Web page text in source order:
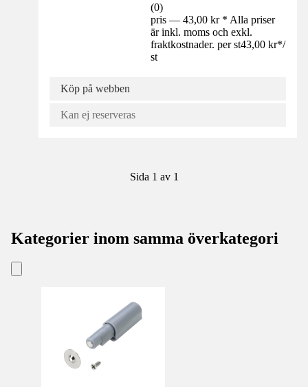
(0)
pris — 43,00 kr * Alla priser
är inkl. moms och exkl.
fraktkostnader. per st43,00 kr*/
st
Köp på webben
Kan ej reserveras
Sida 1 av 1
Kategorier inom samma överkategori